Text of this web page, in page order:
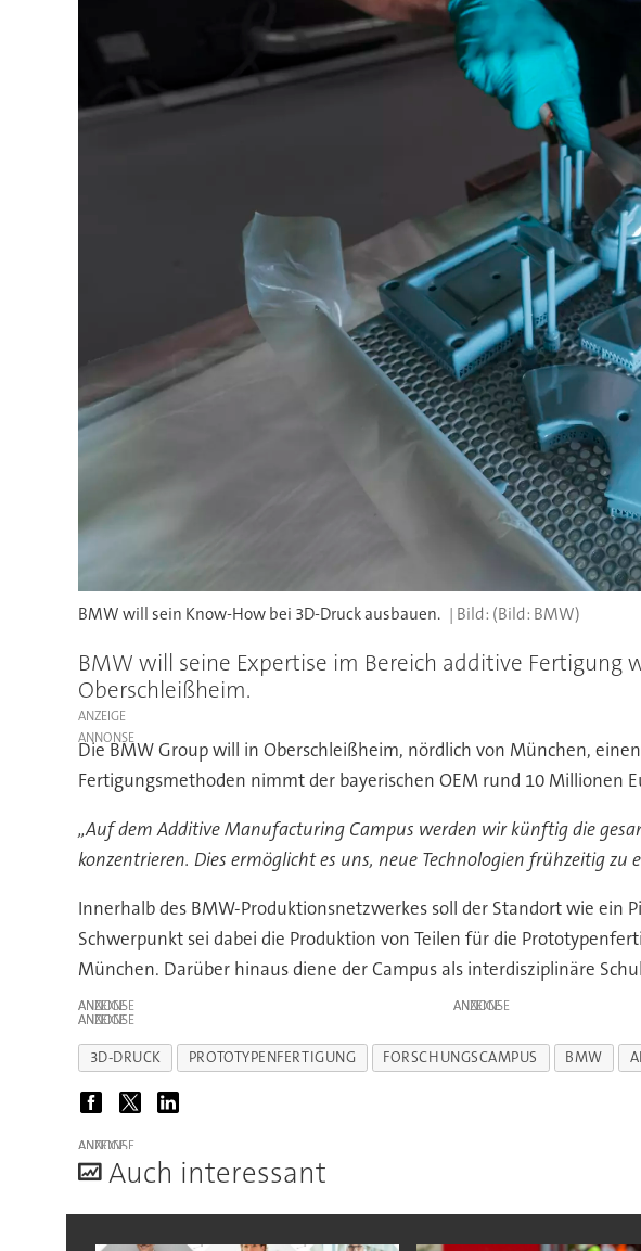
BMW will sein Know-How bei 3D-Druck ausbauen. (Bild: BMW)
BMW will seine Expertise im Bereich additive
Oberschleißheim.
ANZEIGE
Die BMW Group will in Oberschleißheim, nördlich von München,
Fertigungsmethoden nimmt der bayerischen OEM rund 10 Millionen
„Auf dem Additive Manufacturing Campus werden wir künftig die
konzentrieren. Dies ermöglicht es uns, neue Technologien frühzeitig zu
Innerhalb des BMW-Produktionsnetzwerkes soll der Standort wie
Schwerpunkt sei dabei die Produktion von Teilen für die
München. Darüber hinaus diene der Campus als interdisziplinäre
ANZEIGE ANZEIGE
ANZEIGE
3D-DRUCK PROTOTYPENFERTIGUNG FORSCHUNGSCAMPUS BMW
ANZEIGE
Auch interessant